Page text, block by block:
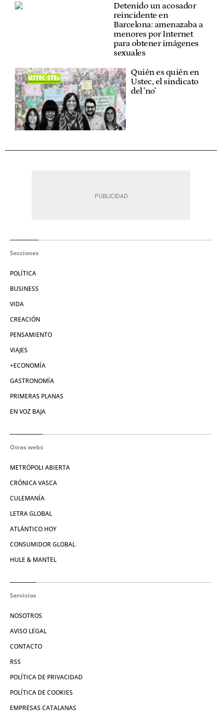
Detenido un acosador
reincidente en
Barcelona: amenazaba a
menores por Internet
para obtener imágenes
sexuales
Quién es quién en
Ustec, el sindicato
del 'no'
Secciones
POLÍTICA
BUSINESS
VIDA
CREACIÓN
PENSAMIENTO
VIAJES
+ECONOMÍA
GASTRONOMÍA
PRIMERAS PLANAS
EN VOZ BAJA
Otras webs
METRÓPOLI ABIERTA
CRÓNICA VASCA
CULEMANÍA
LETRA GLOBAL
ATLÁNTICO HOY
CONSUMIDOR GLOBAL
HULE & MANTEL
Servicios
NOSOTROS
AVISO LEGAL
CONTACTO
RSS
POLÍTICA DE PRIVACIDAD
POLÍTICA DE COOKIES
EMPRESAS CATALANAS